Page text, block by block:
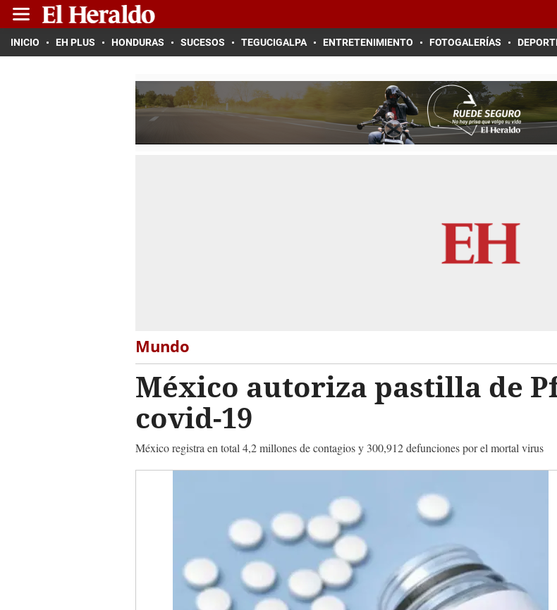
INICIO EH PLUS HONDURAS SUCESOS TEGUCIGALPA ENTRETENIMIENTO FOTOGALERÍAS
Mundo
México autoriza pastilla de
covid-19
México registra en total 4,2 millones de contagios y 300,912 defunciones por el mortal virus